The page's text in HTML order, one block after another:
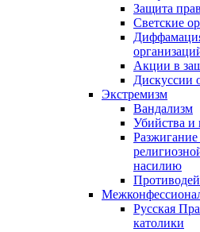
Защита
Светские
Акции в
Дискуссии
Экстремизм
Вандализм
Убийства и
насилию
Русская
католики